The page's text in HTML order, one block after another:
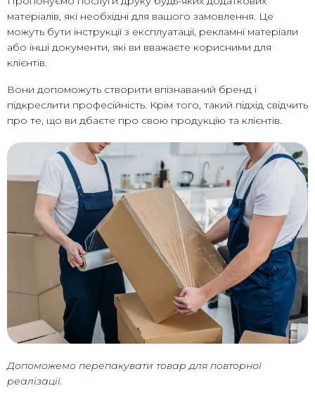
матеріалів, які необхідні для вашого замовлення. Це
можуть бути інструкції з експлуатації, рекламні матеріали
або інші документи, які ви вважаєте корисними для
клієнтів.
Вони допоможуть створити впізнаваний бренд і
підкреслити професійність. Крім того, такий підхід свідчить
про те, що ви дбаєте про свою продукцію та клієнтів.
Допоможемо перепакувати товар для повторної
реалізації.